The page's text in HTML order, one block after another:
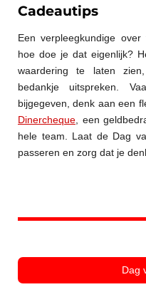
Cadeautips
Een verpleegkundige
hoe doe je dat eigenlijk?
waardering te laten
bedankje uitspreken.
bijgegeven, denk aan een
Dinercheque , een
hele team. Laat de Dag
passeren en zorg dat je
Dag